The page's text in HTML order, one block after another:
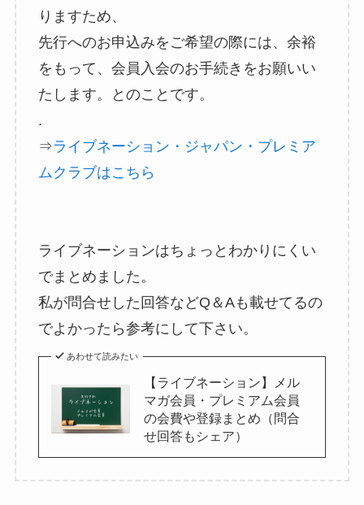
りますため、
先行へのお申込みをご希望の際には、余裕
をもって、会員入会のお手続きをお願いい
たします。とのことです。
.
⇒ライブネーション・ジャパン・プレミア
ムクラブはこちら
ライブネーションはちょっとわかりにくい
でまとめました。
私が問合せした回答などQ＆Aも載せてるの
でよかったら参考にして下さい。
あわせて読みたい
【ライブネーション】メル
マガ会員・プレミアム会員
の会費や登録まとめ（問合
せ回答もシェア）